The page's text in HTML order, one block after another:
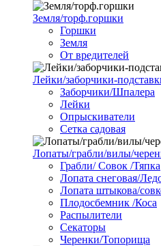
Земля/торф.горшки
Горшки
Земля
От вредителей
Лейки/заборчики-
Заборчики/Шпалера
Лейки
Опрыскиватели
Сетка садовая
Лопаты/грабли/вилы/
Грабли/ Совок /Тяпка
Лопата снеговая/
Лопата штыкова/
Плодосбемник /Коса
Распылители
Секаторы
Черенки/Топорища